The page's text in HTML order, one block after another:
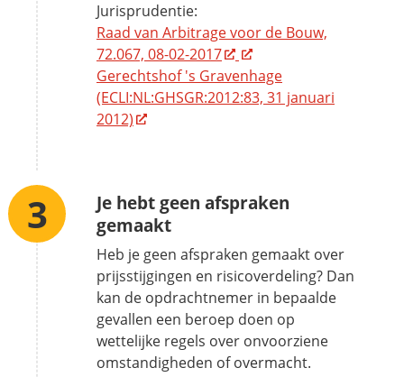
Jurisprudentie:
Raad van Arbitrage voor de Bouw,
72.067, 08-02-2017
Gerechtshof 's Gravenhage
(ECLI:NL:GHSGR:2012:83, 31 januari
2012)
Je hebt geen afspraken
gemaakt
Heb je geen afspraken gemaakt over
prijsstijgingen en risicoverdeling? Dan
kan de opdrachtnemer in bepaalde
gevallen een beroep doen op
wettelijke regels over onvoorziene
omstandigheden of overmacht.